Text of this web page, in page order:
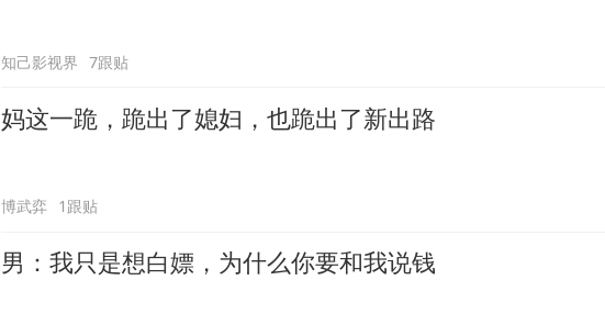
知己影视界 7跟贴
妈这一跪，跪出了媳妇，也跪出了新出路
博武弈 1跟贴
男：我只是想白嫖，为什么你要和我说钱